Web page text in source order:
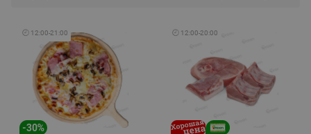
🕘 12:00-21:00
-30%
🕘 12:00-20:00